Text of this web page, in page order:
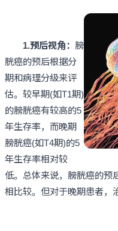
1.预后视角： 膀
胱癌的预后根据分
期和病理分级来评
估。较早期(如T1期)
的膀胱癌有较高的5
年生存率，而晚期
膀胱癌(如T4期)的5
年生存率相对较
低。总体来说，膀胱癌的预
相比较。但对于晚期患者，